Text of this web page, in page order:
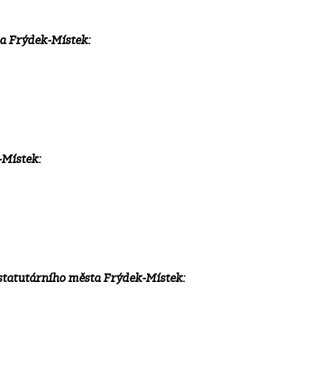
Frýdek-Místek:
města Frýdek-Místek: